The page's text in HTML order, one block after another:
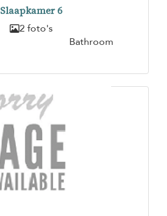
Slaapkamer 6
2 foto's
Bathroom